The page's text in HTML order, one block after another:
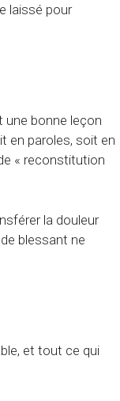
laissé pour
une bonne leçon
en paroles, soit en
« reconstitution
la douleur
blessant ne
et tout ce qui